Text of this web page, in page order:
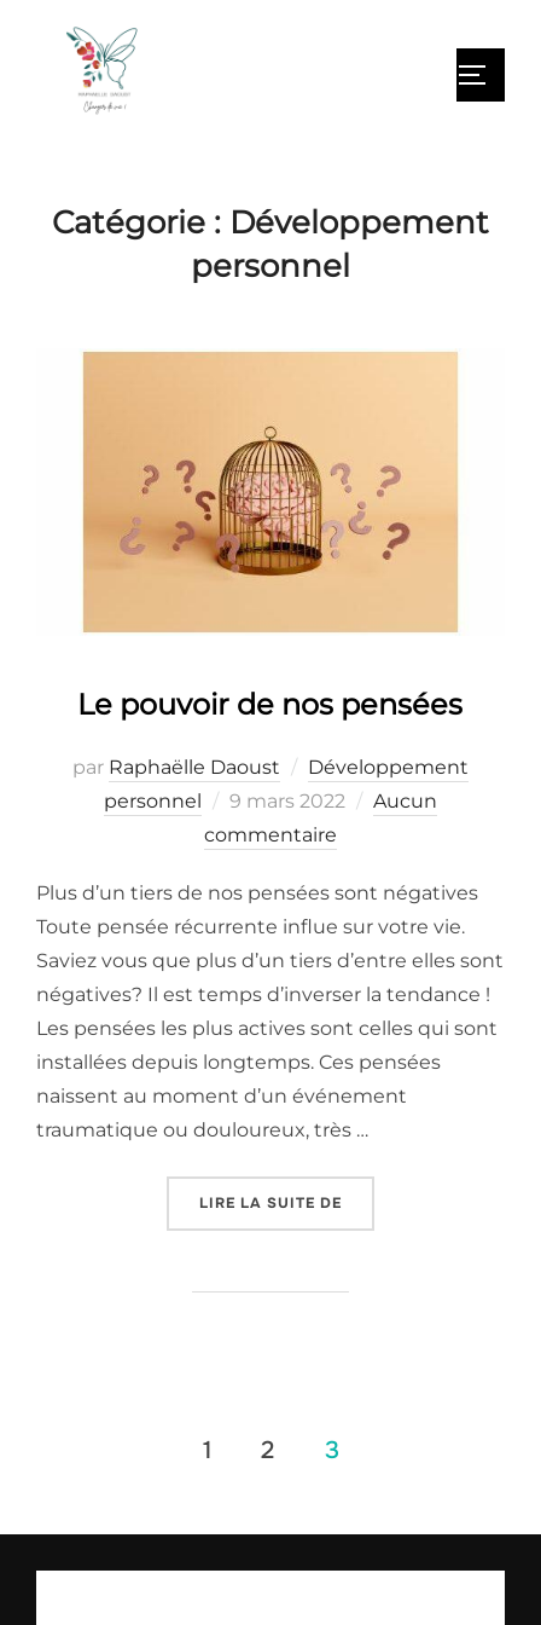
Catégorie : Développement
personnel
Le pouvoir de nos pensées
par Raphaëlle Daoust
Développement
personnel
9 mars 2022
Aucun
commentaire
Plus d’un tiers de nos pensées sont négatives
Toute pensée récurrente influe sur votre vie.
Saviez vous que plus d’un tiers d’entre elles sont
négatives? Il est temps d’inverser la tendance !
Les pensées les plus actives sont celles qui sont
installées depuis longtemps. Ces pensées
naissent au moment d’un événement
traumatique ou douloureux, très …
LIRE LA SUITE DE
1 2 3